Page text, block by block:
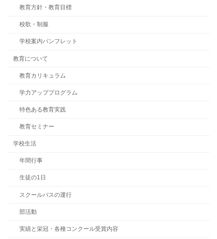
教育方針・教育目標
校歌・制服
学校案内パンフレット
教育について
教育カリキュラム
学力アッププログラム
特色ある教育実践
教育セミナー
学校生活
年間行事
生徒の1日
スクールバスの運行
部活動
実績と栄冠・各種コンクール受賞内容